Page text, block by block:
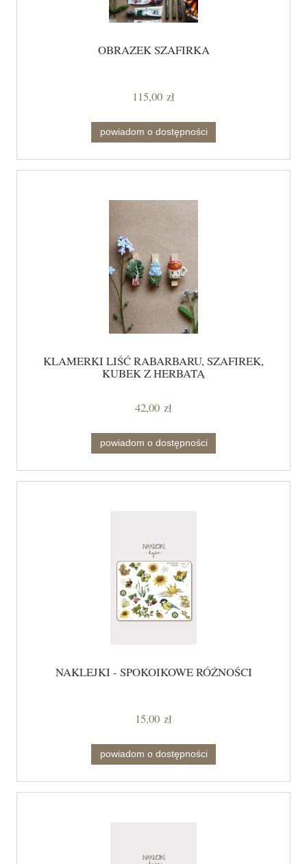
OBRAZEK SZAFIRKA
115,00 zł
powiadom o dostępności
KLAMERKI LIŚĆ RABARBARU, SZAFIREK,
KUBEK Z HERBATĄ
42,00 zł
powiadom o dostępności
NAKLEJKI - SPOKOIKOWE RÓŻNOŚCI
15,00 zł
powiadom o dostępności